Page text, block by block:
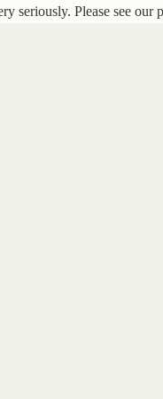
seriously. Please see our